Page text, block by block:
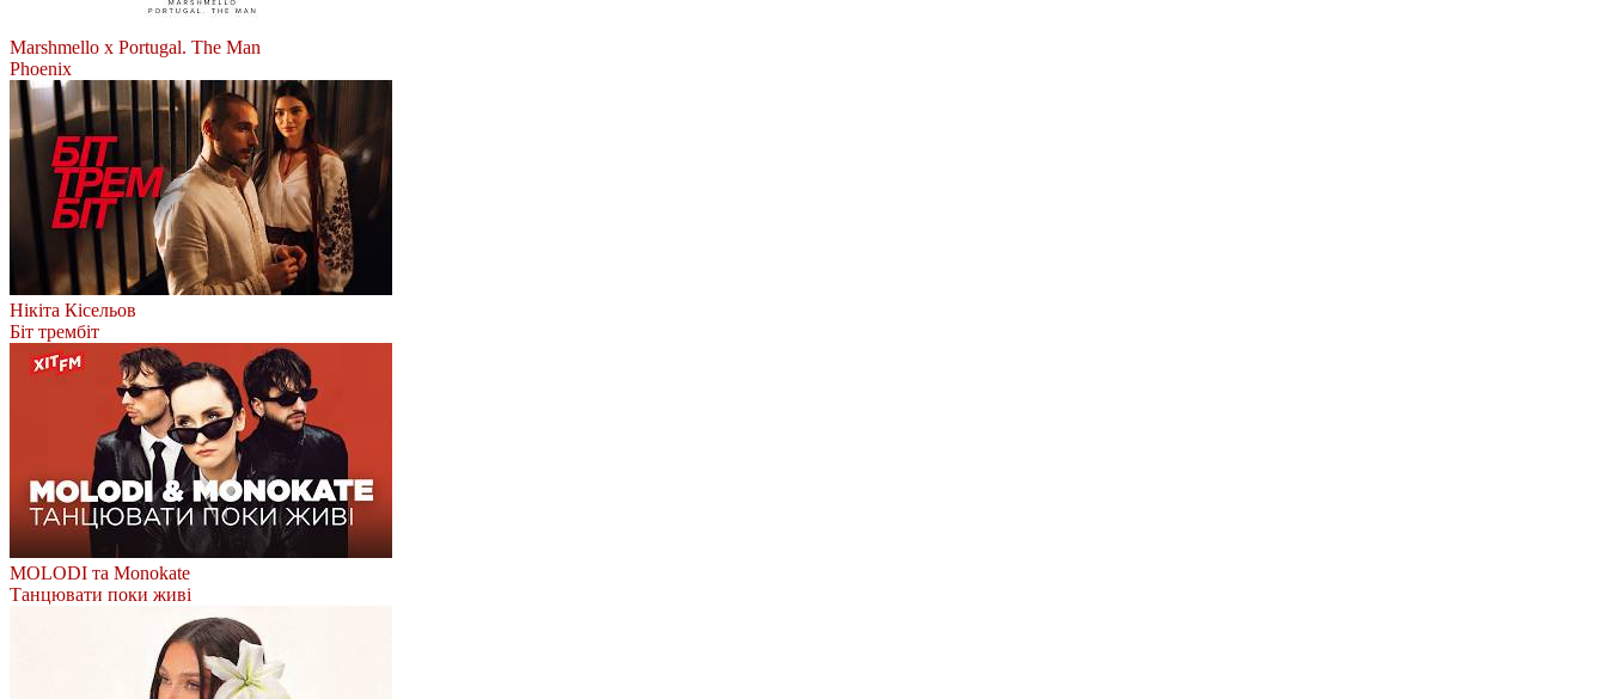
Marshmello x Portugal. The Man
Phoenix
Нікіта Кісельов
Біт трембіт
MOLODI та Monokate
Танцювати поки живі